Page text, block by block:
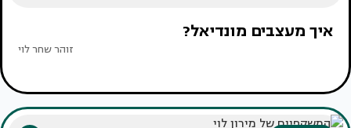
איך מעצבים מונדיאל?
זוהר שחר לוי